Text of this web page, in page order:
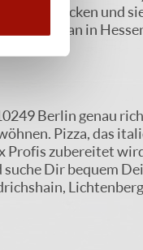
zu backen und
man in
Berlin genau
Pizza, das
Profis zubereitet
Dir bequem